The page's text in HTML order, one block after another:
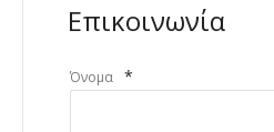
Επικοινωνία
Όνομα *